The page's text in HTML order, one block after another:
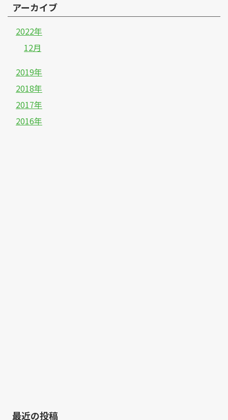
アーカイブ
2022年
12月
2019年
2018年
2017年
2016年
最近の投稿